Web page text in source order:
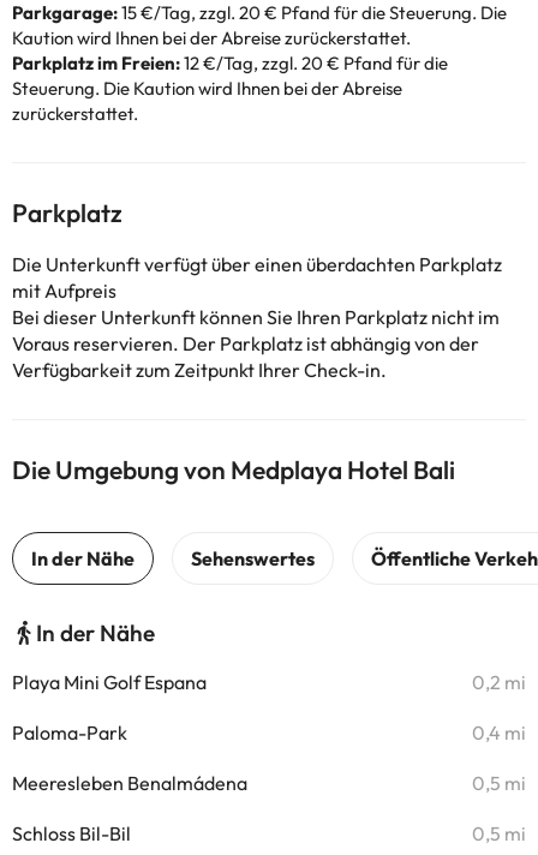
Parkgarage:15 €/Tag, zzgl. 20 € Pfand für die Steuerung. Die
Kaution wird Ihnen bei der Abreise zurückerstattet.
Parkplatz im Freien:12 €/Tag, zzgl. 20 € Pfand für die
Steuerung. Die Kaution wird Ihnen bei der Abreise
zurückerstattet.
Parkplatz
Die Unterkunft verfügt über einen überdachten Parkplatz
mit Aufpreis
Bei dieser Unterkunft können Sie Ihren Parkplatz nicht im
Voraus reservieren. Der Parkplatz ist abhängig von der
Verfügbarkeit zum Zeitpunkt Ihrer Check-in.
Die Umgebung von Medplaya Hotel Bali
In der Nähe
Playa Mini Golf Espana 0,2 mi
Paloma-Park 0,4 mi
Meeresleben Benalmádena 0,5 mi
Schloss Bil-Bil 0,5 mi